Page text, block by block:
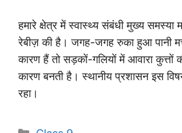
हमारे क्षेत्र में स्वास्थ्य संबंधी मुख्य समस्या
रेबीज़ की है। जगह-जगह रुका हुआ पानी
कारण हैं तो सड़कों-गलियों में आवारा कुत्तों
कारण बनती है। स्थानीय प्रशासन इस
रहा।